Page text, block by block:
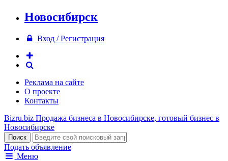
Новосибирск
Вход / Регистрация
Реклама на сайте
О проекте
Контакты
Bizru.biz Продажа бизнеса в Новосибирске, готовый бизнес в
Новосибирске
Подать объявление
Меню